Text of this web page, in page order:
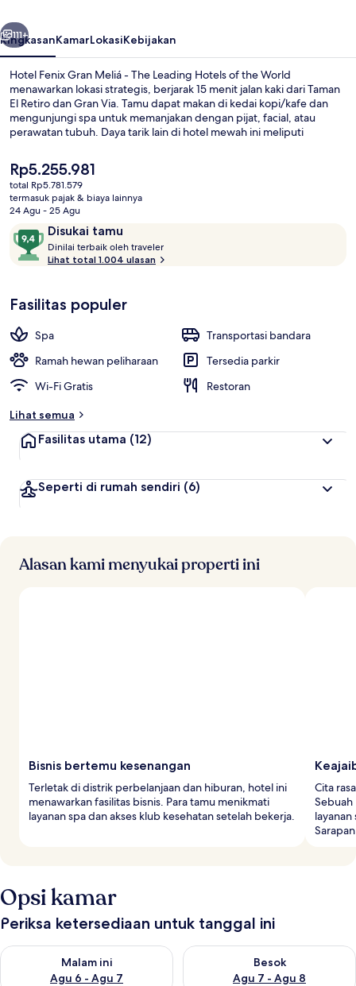
The
Leading
Hotels
of
the
Berikutnya
111+
RingkasanKamarLokasiKebijakan
Hotel Fenix Gran Meliá - The Leading Hotels of the World
menawarkan lokasi strategis, berjarak 15 menit jalan kaki dari Taman
El Retiro dan Gran Via. Tamu dapat makan di kedai kopi/kafe dan
mengunjungi spa untuk memanjakan dengan pijat, facial, atau
perawatan tubuh. Daya tarik lain di hotel mewah ini meliputi
menyukai staf dan lokasi. Transportasi umum berada tidak jauh:
Stasiun Colon berjarak 4 menit dan Stasiun Serrano berjarak 5 menit.
Harga
saat
ini
Rp5.255.981
Rp5.255.981
total Rp5.781.579
termasuk pajak & biaya lainnya
24 Agu - 25 Agu
Ulasan Disukai tamu
9,4
dari
10,
tamu
Dinilai terbaik oleh traveler
i
l
r
a
Lihat total 1.004 ulasan
Fasilitas populer
Spa
Transportasi bandara
Ramah hewan peliharaan
Tersedia parkir
Wi-Fi Gratis
Restoran
Lihat semua
Fasilitas utama (12)
Seperti di rumah sendiri (6)
Alasan kami menyukai properti ini
Bisnis bertemu kesenangan
Terletak di distrik perbelanjaan dan hiburan, hotel ini
menawarkan fasilitas bisnis. Para tamu menikmati
layanan spa dan akses klub kesehatan setelah bekerja.
Cita
Sebuah
Opsi kamar
Periksa ketersediaan untuk tanggal ini
Malam ini
Agu 6 - Agu 7
Periksa ketersediaan untuk malam ini Agu 6 - Agu 7
Besok
Agu 7 - Agu 8
Periksa ketersediaan untuk